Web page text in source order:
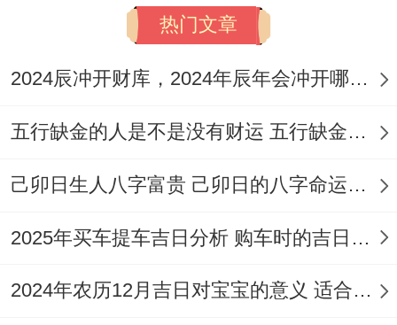
热门文章
2024辰冲开财库，2024年辰年会冲开哪些人的财库
五行缺金的人是不是没有财运 五行缺金的人命运好不好
己卯日生人八字富贵 己卯日的八字命运如何
2025年买车提车吉日分析 购车时的吉日与禁忌
2024年农历12月吉日对宝宝的意义 适合龙年宝宝出生的日子有哪些